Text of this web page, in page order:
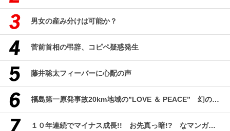
男女の産み分けは可能か？
菅前首相の弔辞、コピペ疑惑発生
藤井聡太フィーバーに心配の声
福島第一原発事故20km地域の”LOVE ＆ PEACE” 幻のコミューン「獏原人村」の現在
１０年連続でマイナス成長!! お先真っ暗!? なマンガ産業研究